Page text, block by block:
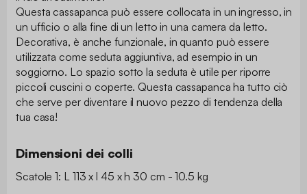
Questa cassapanca può essere collocata in un ingresso, in
un ufficio o alla fine di un letto in una camera da letto.
Decorativa, è anche funzionale, in quanto può essere
utilizzata come seduta aggiuntiva, ad esempio in un
soggiorno. Lo spazio sotto la seduta è utile per riporre
piccoli cuscini o coperte. Questa cassapanca ha tutto ciò
che serve per diventare il nuovo pezzo di tendenza della
tua casa!
Dimensioni dei colli
Scatole 1: L 113 x l 45 x h 30 cm - 10.5 kg